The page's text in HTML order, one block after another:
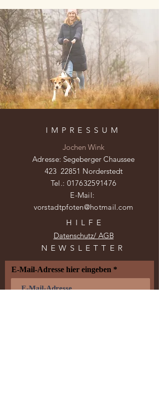
IMPRESSUM
Jochen Wink
Adresse: Segeberger Chaussee
423 22851 Norderstedt
Tel.: 017632591476
E-Mail:
vorstadtpfoten@hotmail.com
Datenschutz/ AGB
HILF E
NEWSLETTER
E-Mail-Adresse hier eingeben